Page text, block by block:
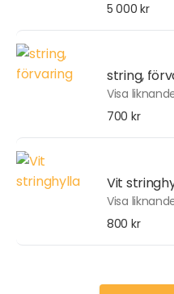
5 000 kr
string,
Visa
700 kr
Vit
Visa
800 kr